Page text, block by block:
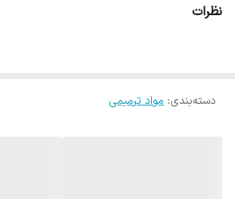
نظرات
دسته‌بندی: مواد ترمیمی